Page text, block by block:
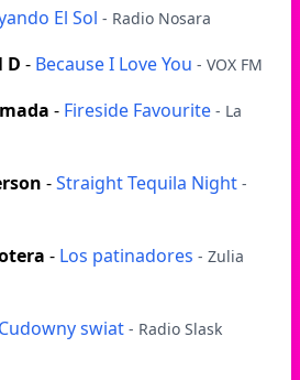
El Sol - Radio Nosara
D - Because I Love You - VOX FM
- Fireside Favourite - La
-Straight Tequila Night -
- Los patinadores - Zulia
Cudowny swiat - Radio Slask